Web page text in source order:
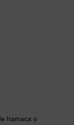
hamaca o